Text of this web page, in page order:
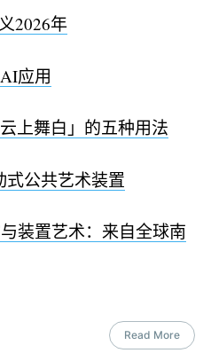
2026年
应用
上舞白」的五种用法
式公共艺术装置
装置艺术：来自全球南
Read More